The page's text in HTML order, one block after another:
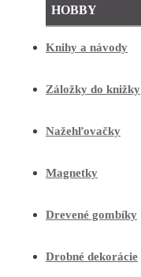
HOBBY
Knihy a návody
Záložky do knižky
Nažehľovačky
Magnetky
Drevené gombíky
Drobné dekorácie